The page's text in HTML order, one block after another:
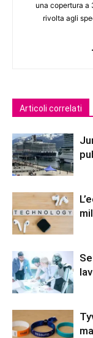
una copertura a
rivolta agli
Articoli correlati